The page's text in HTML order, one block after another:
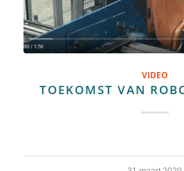
VIDEO
TOEKOMST VAN